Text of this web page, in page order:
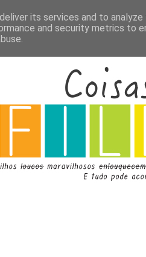
its services and to
and security metrics to